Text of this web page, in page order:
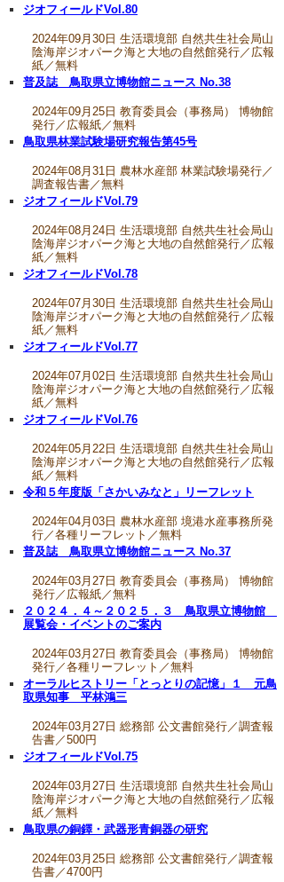
ジオフィールドVol.80
2024年09月30日 生活環境部 自然共生社会局山
陰海岸ジオパーク海と大地の自然館発行／広報
紙／無料
普及誌 鳥取県立博物館ニュース No.38
2024年09月25日 教育委員会（事務局） 博物館
発行／広報紙／無料
鳥取県林業試験場研究報告第45号
2024年08月31日 農林水産部 林業試験場発行／
調査報告書／無料
ジオフィールドVol.79
2024年08月24日 生活環境部 自然共生社会局山
陰海岸ジオパーク海と大地の自然館発行／広報
紙／無料
ジオフィールドVol.78
2024年07月30日 生活環境部 自然共生社会局山
陰海岸ジオパーク海と大地の自然館発行／広報
紙／無料
ジオフィールドVol.77
2024年07月02日 生活環境部 自然共生社会局山
陰海岸ジオパーク海と大地の自然館発行／広報
紙／無料
ジオフィールドVol.76
2024年05月22日 生活環境部 自然共生社会局山
陰海岸ジオパーク海と大地の自然館発行／広報
紙／無料
令和５年度版「さかいみなと」リーフレット
2024年04月03日 農林水産部 境港水産事務所発
行／各種リーフレット／無料
普及誌 鳥取県立博物館ニュース No.37
2024年03月27日 教育委員会（事務局） 博物館
発行／広報紙／無料
２０２４．４～２０２５．３ 鳥取県立博物館
展覧会・イベントのご案内
2024年03月27日 教育委員会（事務局） 博物館
発行／各種リーフレット／無料
オーラルヒストリー「とっとりの記憶」１ 元鳥
取県知事 平林鴻三
2024年03月27日 総務部 公文書館発行／調査報
告書／500円
ジオフィールドVol.75
2024年03月27日 生活環境部 自然共生社会局山
陰海岸ジオパーク海と大地の自然館発行／広報
紙／無料
鳥取県の銅鐸・武器形青銅器の研究
2024年03月25日 総務部 公文書館発行／調査報
告書／4700円